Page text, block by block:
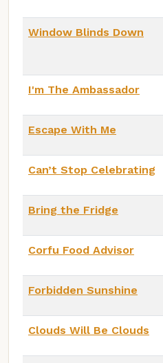
Window Blinds Down
I'm The Ambassador
Escape With Me
Can’t Stop Celebrating
Bring the Fridge
Corfu Food Advisor
Forbidden Sunshine
Clouds Will Be Clouds